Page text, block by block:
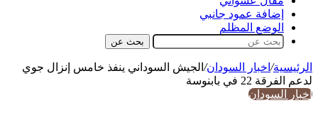
إضافة عمود جانبي
الوضع المظلم
بحث عن
الرئيسية/ اخبار السودان/ الجيش السوداني ينفذ خامس إنزال جوي
لدعم الفرقة 22 في بابنوسة
اخبار السودان